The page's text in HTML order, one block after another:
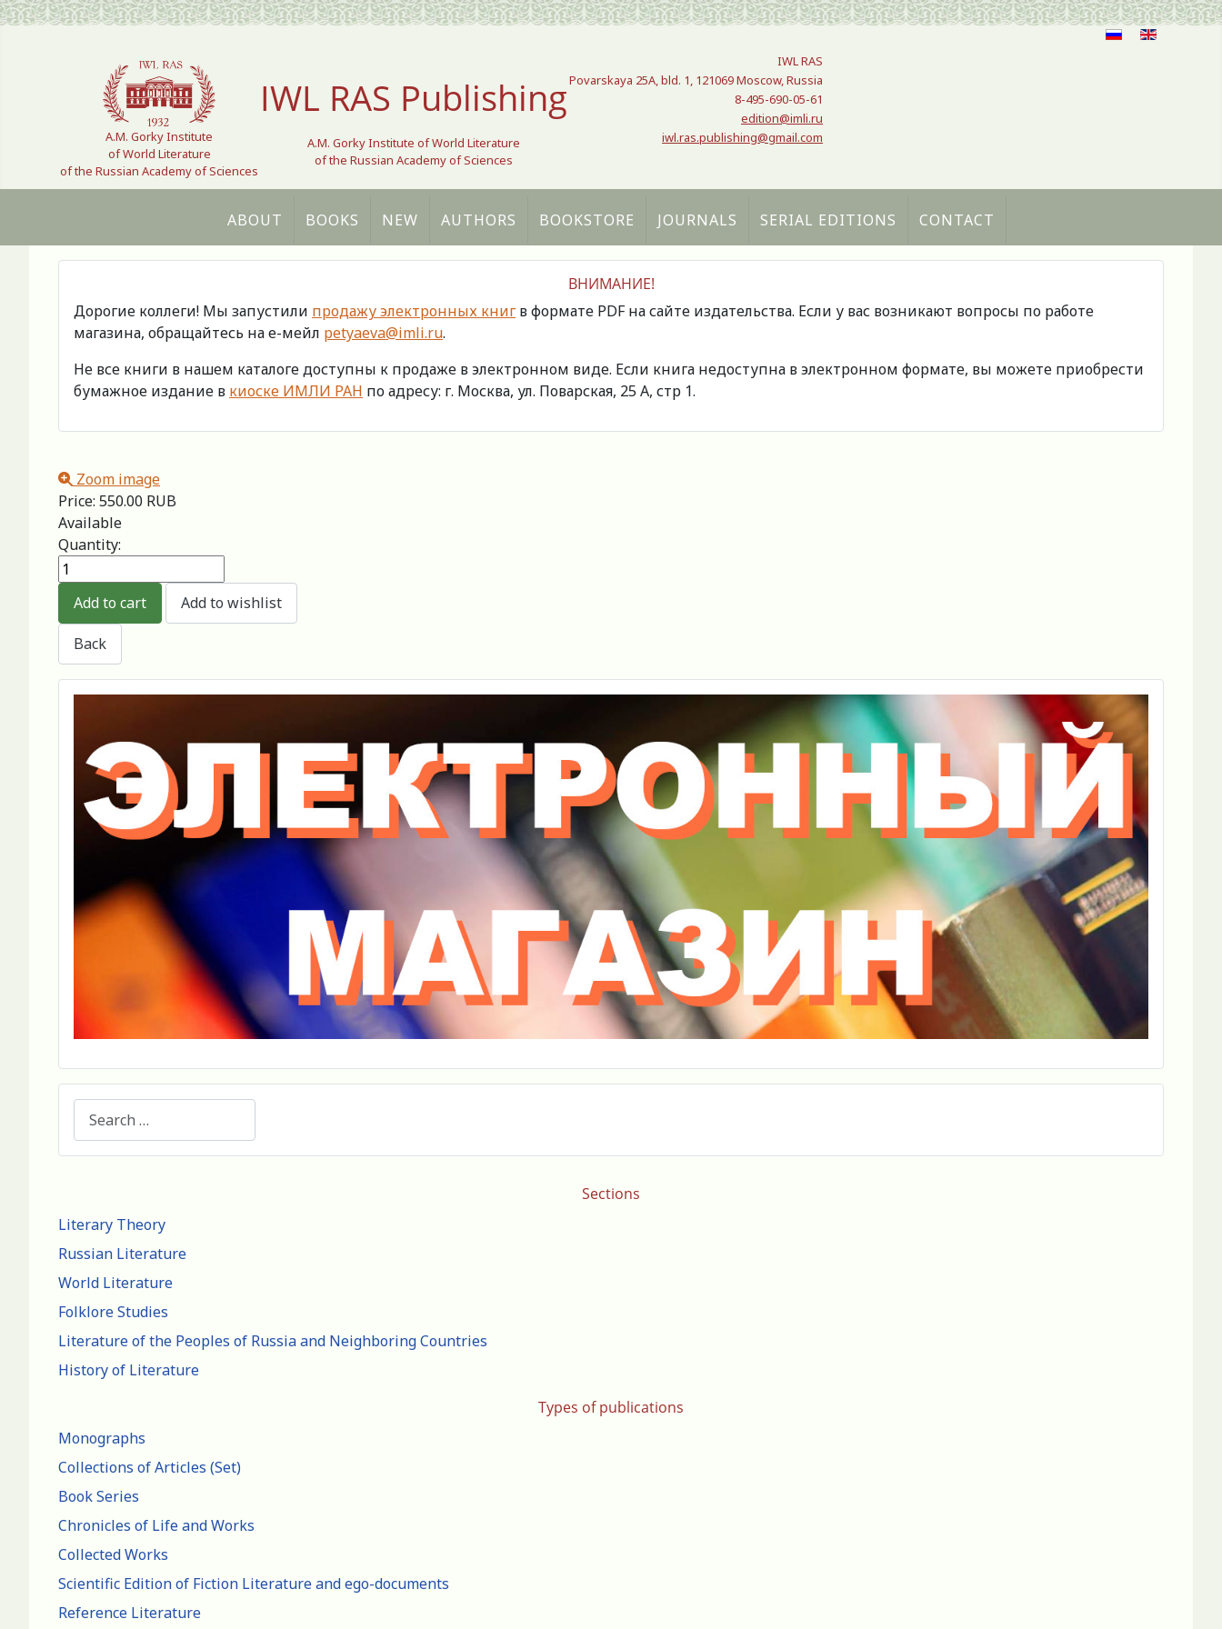
Select your language
A.M. Gorky Institute
of World Literature
of the Russian Academy of Sciences
IWL RAS Publishing
A.M. Gorky Institute of World Literature
of the Russian Academy of Sciences
IWL RAS
Povarskaya 25A, bld. 1, 121069 Moscow, Russia
8-495-690-05-61
edition@imli.ru
iwl.ras.publishing@gmail.com
ABOUT BOOKS NEW AUTHORS BOOKSTORE JOURNALS SERIAL EDITIONS CONTACT
Sections
Literary Theory
Russian Literature
World Literature
Folklore Studies
Literature of the Peoples of Russia and Neighboring Countries
History of Literature
Types of publications
Monographs
Collections of Articles (Set)
Book Series
Chronicles of Life and Works
Collected Works
Scientific Edition of Fiction Literature and ego-documents
Reference Literature
ВНИМАНИЕ!
Дорогие коллеги! Мы запустили продажу электронных книг в формате PDF на сайте издательства. Если у вас возникают вопросы по работе
магазина, обращайтесь на е-мейл petyaeva@imli.ru.
Не все книги в нашем каталоге доступны к продаже в электронном виде. Если книга недоступна в электронном формате, вы можете приобрести
бумажное издание в киоске ИМЛИ РАН по адресу: г. Москва, ул. Поварская, 25 А, стр 1.
Zoom image
Price: 550.00 RUB
Available
Quantity:
Search